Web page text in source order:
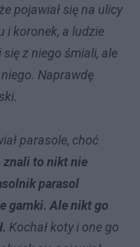
pojawiał się na ulicy
i koronek, a ludzie
z niego śmiali, ale
Naprawdę
parasole, choć
znali to nikt nie
parasol
garnki. Ale nikt go
Kochał koty i one go